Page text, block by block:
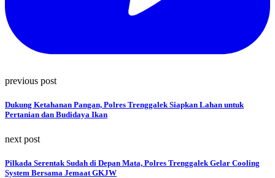
previous post
Dukung Ketahanan Pangan, Polres Trenggalek Siapkan Lahan untuk
Pertanian dan Budidaya Ikan
next post
Pilkada Serentak Sudah di Depan Mata, Polres Trenggalek Gelar Cooling
System Bersama Jemaat GKJW